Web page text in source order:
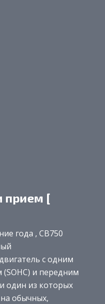
прием [
года , CB750
с одним
и передним
один из которых
обычных,